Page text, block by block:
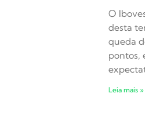
O
desta
queda
pontos,
Leia mais »